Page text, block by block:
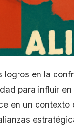
logros en la
para influir
en un